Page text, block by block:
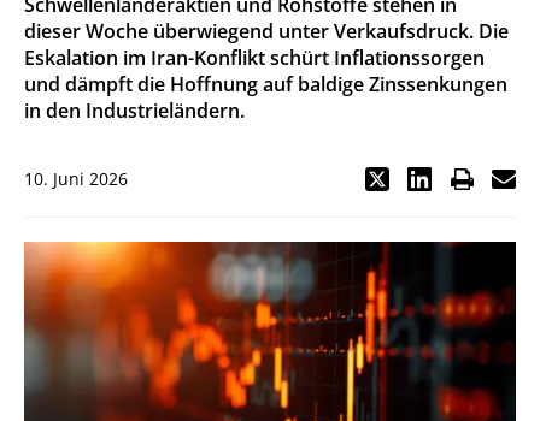
dieser Woche überwiegend unter Verkaufsdruck. Die
Eskalation im Iran-Konflikt schürt Inflationssorgen
und dämpft die Hoffnung auf baldige Zinssenkungen
in den Industrieländern.
10. Juni 2026